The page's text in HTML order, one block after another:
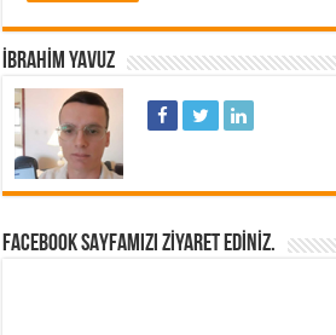
İBRAHIM YAVUZ
FACEBOOK SAYFAMIZI ZIYARET EDINIZ.